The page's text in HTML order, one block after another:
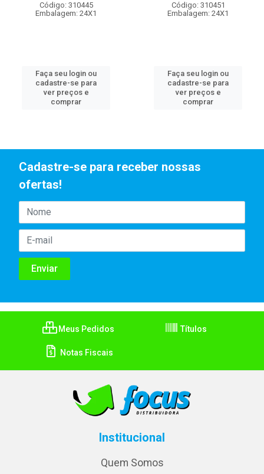
Código: 310445
Embalagem: 24X1
Faça seu login ou
cadastre-se para
ver preços e
comprar
Código: 310451
Embalagem: 24X1
Faça seu login ou
cadastre-se para
ver preços e
comprar
Cadastre-se para receber nossas
ofertas!
Meus Pedidos Títulos
Notas Fiscais
Institucional
Quem Somos